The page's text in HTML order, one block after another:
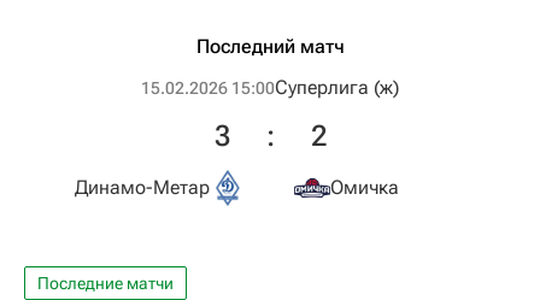
Последний матч
15.02.2026 15:00Суперлига (ж)
Динамо-Метар
3 : 2
Омичка
Последние матчи